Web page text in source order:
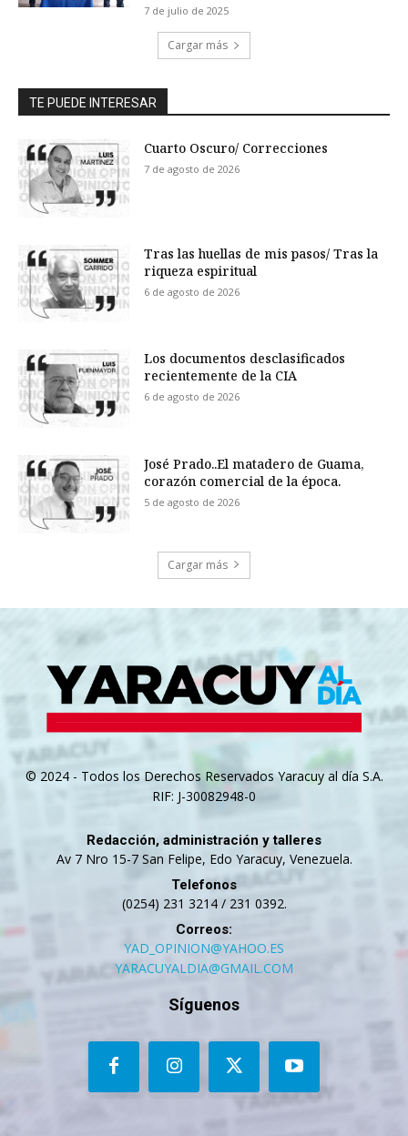
7 de julio de 2025
Cargar más
TE PUEDE INTERESAR
Cuarto Oscuro/ Correcciones
7 de agosto de 2026
Tras las huellas de mis pasos/ Tras la
riqueza espiritual
6 de agosto de 2026
Los documentos desclasificados
recientemente de la CIA
6 de agosto de 2026
José Prado..El matadero de Guama,
corazón comercial de la época.
5 de agosto de 2026
Cargar más
© 2024 - Todos los Derechos Reservados Yaracuy al día S.A.
RIF: J-30082948-0
Redacción, administración y talleres
Av 7 Nro 15-7 San Felipe, Edo Yaracuy, Venezuela.
Telefonos
(0254) 231 3214 / 231 0392.
Correos:
YAD_OPINION@YAHOO.ES
YARACUYALDIA@GMAIL.COM
Síguenos